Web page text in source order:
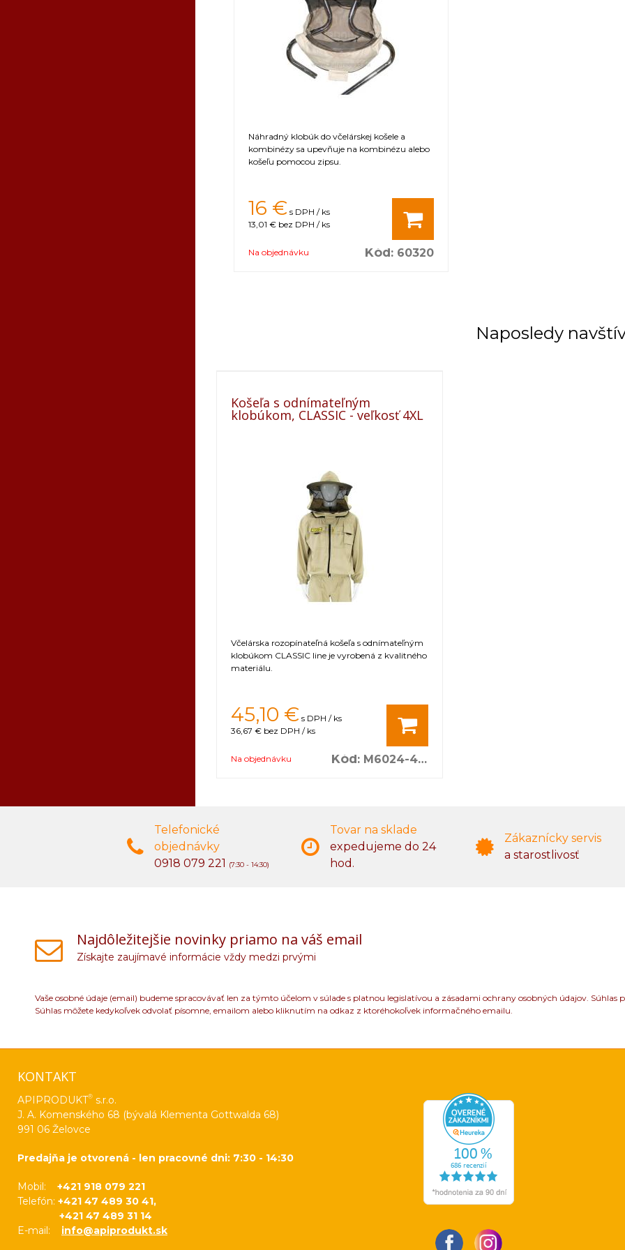
Náhradný klobúk do včelárskej košele a
kombinézy sa upevňuje na kombinézu alebo
košeľu pomocou zipsu.
16 € s DPH / ks
13,01 € bez DPH / ks
Na objednávku Kód: 60320
Naposledy
Košeľa s odnímateľným
klobúkom, CLASSIC - veľkosť 4XL
Včelárska rozopínateľná košeľa s odnímateľným
klobúkom CLASSIC line je vyrobená z kvalitného
materiálu.
45,10 € s DPH / ks
36,67 € bez DPH / ks
Na objednávku Kód: M6024-4XL
Telefonické
objednávky
0918 079 221 (7:30 - 14:30)
Tovar na sklade
expedujeme do 24
hod.
Zákaznícky servis
a starostlivosť
Najdôležitejšie novinky priamo na váš email
Získajte zaujímavé informácie vždy medzi prvými
Vaše osobné údaje (email) budeme spracovávať len za týmto účelom v súlade s platnou legislatívou a zásadami ochrany osobných údajov.
Súhlas môžete kedykoľvek odvolať písomne, emailom alebo kliknutím na odkaz z ktoréhokoľvek informačného emailu.
KONTAKT
APIPRODUKT® s.r.o.
J. A. Komenského 68 (bývalá Klementa Gottwalda 68)
991 06 Želovce
Predajňa je otvorená - len pracovné dni: 7:30 - 14:30
Mobil: +421 918 079 221
Telefón: +421 47 489 30 41,
+421 47 489 31 14
E-mail: info@apiprodukt.sk